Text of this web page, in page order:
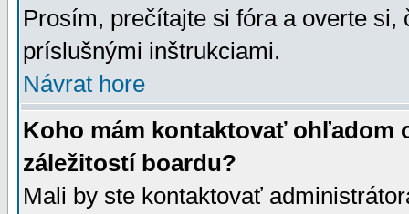
Prosím, prečítajte si fóra a overte
príslušnými inštrukciami.
Návrat hore
Koho mám kontaktovať ohľadom
záležitostí boardu?
Mali by ste kontaktovať